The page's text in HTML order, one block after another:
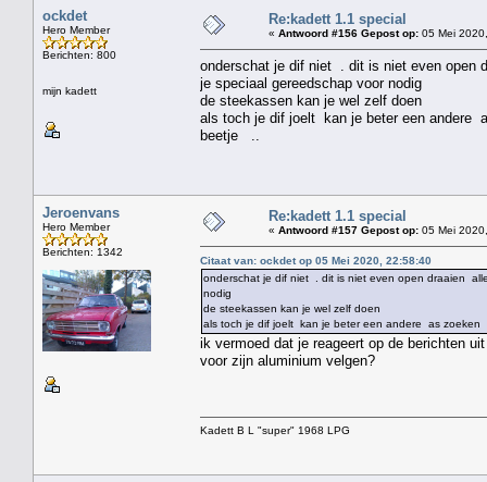
ockdet
Hero Member
Berichten: 800
mijn kadett
Re:kadett 1.1 special
« Antwoord #156 Gepost op: 05 Mei
onderschat je dif niet . dit is niet even open
je speciaal gereedschap voor nodig
de steekassen kan je wel zelf doen
als toch je dif joelt kan je beter een andere
beetje ..
Jeroenvans
Hero Member
Berichten: 1342
Re:kadett 1.1 special
« Antwoord #157 Gepost op: 05 Mei
Citaat van: ockdet op 05 Mei 2020, 22:58:40
onderschat je dif niet . dit is niet even open draaien
nodig
de steekassen kan je wel zelf doen
als toch je dif joelt kan je beter een andere as
ik vermoed dat je reageert op de berichten
voor zijn aluminium velgen?
Kadett B L "super" 1968 LPG